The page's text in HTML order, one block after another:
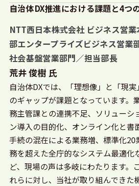
ード領域を中心に、企業・パー
連携し、日本市場における経費
B2B決済プロセスのデジタル化
トカードや経費精算システムを
ガバナンス強化の両立をテーマ
計・導入支援に多数関与。
近年は、民間企業のベストプラク
制度・制約のある組織においても
り方を官公庁・パブリックセクタ
言している。
自治体DX推進における課題と4つ
NTT西日本株式会社 ビジネス営業
部エンタープライズビジネス営業
社会基盤営業部門／担当部長
荒井 俊樹 氏
自治体DXでは、「理想像」と「現実」
のギャップが課題となっています。
務主管課との連携不足、ソリューシ
ン導入の目的化、オンライン化と書
手続の混在による業務増、標準化20
務を超えた全庁的なシステム最適化
ど、現場の声は多岐にわたります。
れらに対し、当社が取り組んできた